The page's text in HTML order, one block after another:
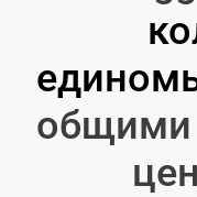
общими